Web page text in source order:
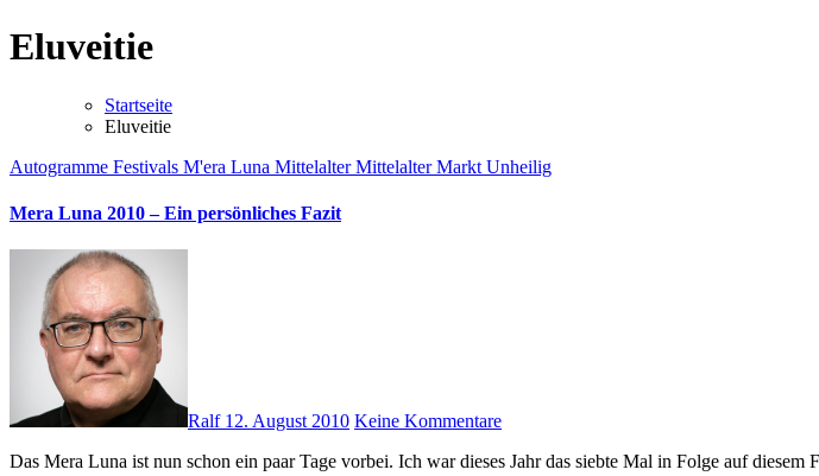
Eluveitie
Startseite
Eluveitie
Autogramme Festivals M'era Luna MittelalterMittelalter Markt Unheilig
Mera Luna 2010 – Ein persönliches Fazit
Ralf 12. August 2010 Keine Kommentare
Das Mera Luna ist nun schon ein paar Tage vorbei. Ich war dieses Jahr das siebte Mal in Folge auf